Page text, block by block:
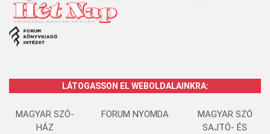
LÁTOGASSON EL WEBOLDALAINKRA:
MAGYAR SZÓ-
HÁZ
FORUM NYOMDA
MAGYAR SZÓ
SAJTÓ- ÉS